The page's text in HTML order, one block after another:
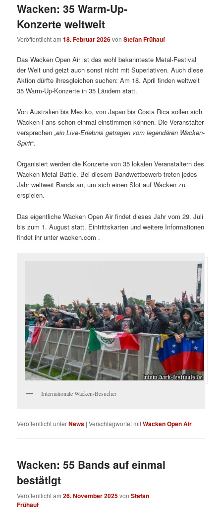
Wacken: 35 Warm-Up-
Konzerte weltweit
Veröffentlicht am18. Februar 2026vonStefan Frühauf
Das Wacken Open Air ist das wohl bekannteste Metal-Festival
der Welt und geizt auch sonst nicht mit Superlativen. Auch diese
Aktion dürfte ihresgleichen suchen: Am 18. April finden weltweit
35 Warm-Up-Konzerte in 35 Ländern statt.
Von Australien bis Mexiko, von Japan bis Costa Rica sollen sich
Wacken-Fans schon einmal einstimmen können. Die Veranstalter
versprechen„ein Live-Erlebnis getragen vom legendären Wacken-
Spirit“.
Organisiert werden die Konzerte von 35 lokalen Veranstaltern des
Wacken Metal Battle. Bei diesem Bandwettbewerb treten jedes
Jahr weltweit Bands an, um sich einen Slot auf Wacken zu
erspielen.
Das eigentliche Wacken Open Air findet dieses Jahr vom 29. Juli
bis zum 1. August statt. Eintrittskarten und weitere Informationen
findet ihr unter wacken.com .
Internationale Wacken-Besucher
Veröffentlicht unterNews |Verschlagwortet mitWacken Open Air
Wacken: 55 Bands auf einmal
bestätigt
Veröffentlicht am26. November 2025vonStefan
Frühauf